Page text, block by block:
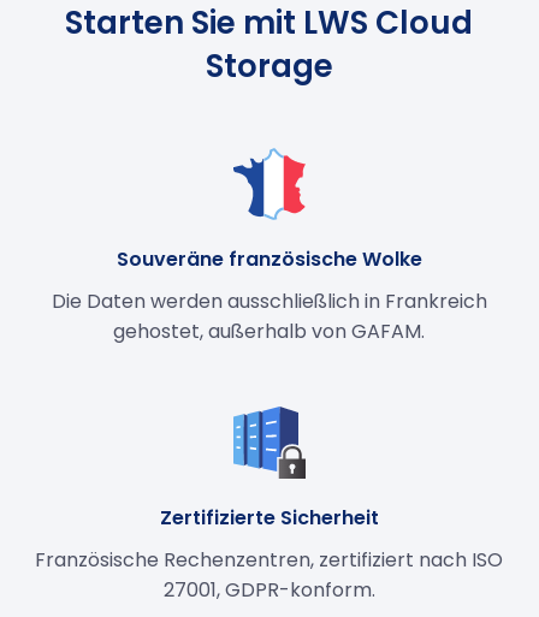
Starten Sie mit LWS Cloud
Storage
Souveräne französische Wolke
Die Daten werden ausschließlich in Frankreich
gehostet, außerhalb von GAFAM.
Zertifizierte Sicherheit
Französische Rechenzentren, zertifiziert nach ISO
27001, GDPR-konform.